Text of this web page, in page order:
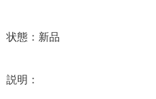
状態：新品
説明：